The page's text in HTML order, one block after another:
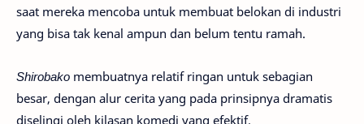
saat mereka mencoba untuk membuat belokan di industri
yang bisa tak kenal ampun dan belum tentu ramah.
Shirobako membuatnya relatif ringan untuk sebagian
besar, dengan alur cerita yang pada prinsipnya dramatis
diselingi oleh kilasan komedi yang efektif.